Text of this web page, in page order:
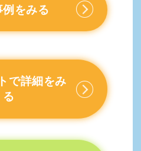
をみる
で詳細をみ
る